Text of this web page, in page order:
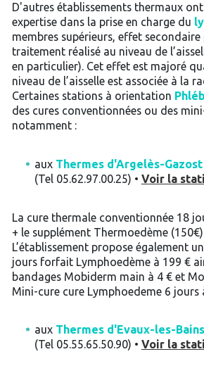
D'autres établissements thermaux
expertise dans la prise en charge du
membres supérieurs, effet secondaire
traitement réalisé au niveau de
en particulier). Cet effet est majoré
niveau de l’aisselle est associée à la
Certaines stations à orientation
des cures conventionnées ou des
notamment :
aux Thermes d'Argelès-Gazost
(Tel 05.62.97.00.25) • Voir la
La cure thermale conventionnée 18
+ le supplément Thermoedème (150€)
L’établissement propose également
jours forfait Lymphoedème à 199 €
bandages Mobiderm main à 4 € et
Mini-cure cure Lymphoedeme 6 jours
aux Thermes d'Evaux-les-Bains
(Tel 05.55.65.50.90) • Voir la